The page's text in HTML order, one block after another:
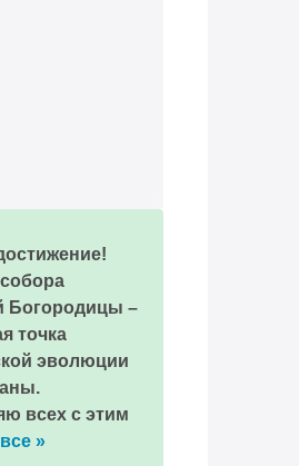
Богородицы –
точка
эволюции
всех с этим
»